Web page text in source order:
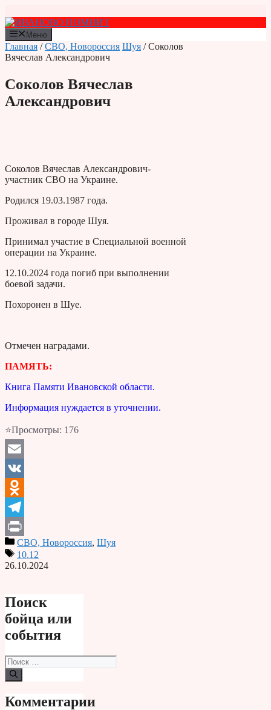
к
содержимому
Меню
Главная /СВО, Новороссия Шуя / Соколов
Вячеслав Александрович
Соколов Вячеслав
Александрович
Соколов Вячеслав Александрович-
участник СВО на Украине.
Родился 19.03.1987 года.
Проживал в городе Шуя.
Принимал участие в Специальной военной
операции на Украине.
12.10.2024 года погиб при выполнении
боевой задачи.
Похоронен в Шуе.
Отмечен наградами.
ПАМЯТЬ:
Книга Памяти Ивановской области.
Информация нуждается в уточнении.
⭐Просмотры: 176
Email
VK
Odnoklassniki
Telegram
PrintСВО, Новороссия, Шуя
10.12
26.10.2024
Поиск
бойца или
события
Поиск:
Комментарии